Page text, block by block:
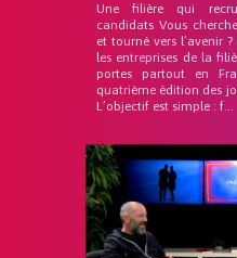
Une filière qui
candidats Vous
et tourné vers l’avenir
les entreprises de la
portes partout en
quatrième édition des
L’objectif est simple : f...